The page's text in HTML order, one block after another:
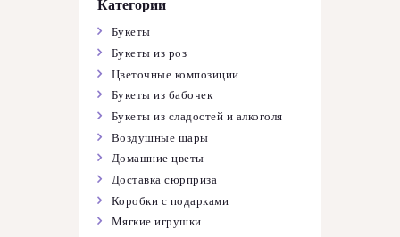
Категории
Букеты
Букеты из роз
Цветочные композиции
Букеты из бабочек
Букеты из сладостей и алкоголя
Воздушные шары
Домашние цветы
Доставка сюрприза
Коробки с подарками
Мягкие игрушки